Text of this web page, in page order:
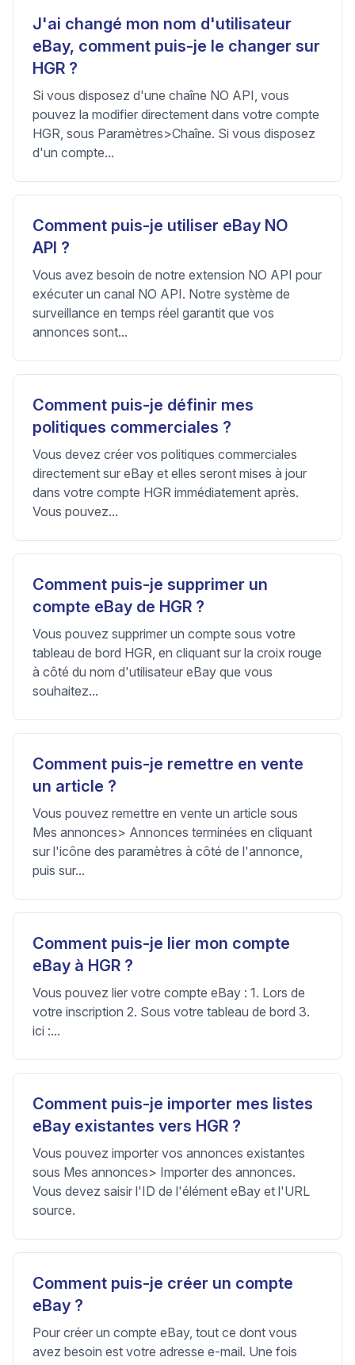
J'ai changé mon nom d'utilisateur
eBay, comment puis-je le changer sur
HGR ?
Si vous disposez d'une chaîne NO API, vous
pouvez la modifier directement dans votre compte
HGR, sous Paramètres>Chaîne. Si vous disposez
d'un compte...
Comment puis-je utiliser eBay NO
API ?
Vous avez besoin de notre extension NO API pour
exécuter un canal NO API. Notre système de
surveillance en temps réel garantit que vos
annonces sont...
Comment puis-je définir mes
politiques commerciales ?
Vous devez créer vos politiques commerciales
directement sur eBay et elles seront mises à jour
dans votre compte HGR immédiatement après.
Vous pouvez...
Comment puis-je supprimer un
compte eBay de HGR ?
Vous pouvez supprimer un compte sous votre
tableau de bord HGR, en cliquant sur la croix rouge
à côté du nom d'utilisateur eBay que vous
souhaitez...
Comment puis-je remettre en vente
un article ?
Vous pouvez remettre en vente un article sous
Mes annonces> Annonces terminées en cliquant
sur l'icône des paramètres à côté de l'annonce,
puis sur...
Comment puis-je lier mon compte
eBay à HGR ?
Vous pouvez lier votre compte eBay : 1. Lors de
votre inscription 2. Sous votre tableau de bord 3.
ici :...
Comment puis-je importer mes listes
eBay existantes vers HGR ?
Vous pouvez importer vos annonces existantes
sous Mes annonces> Importer des annonces.
Vous devez saisir l'ID de l'élément eBay et l'URL
source.
Comment puis-je créer un compte
eBay ?
Pour créer un compte eBay, tout ce dont vous
avez besoin est votre adresse e-mail. Une fois